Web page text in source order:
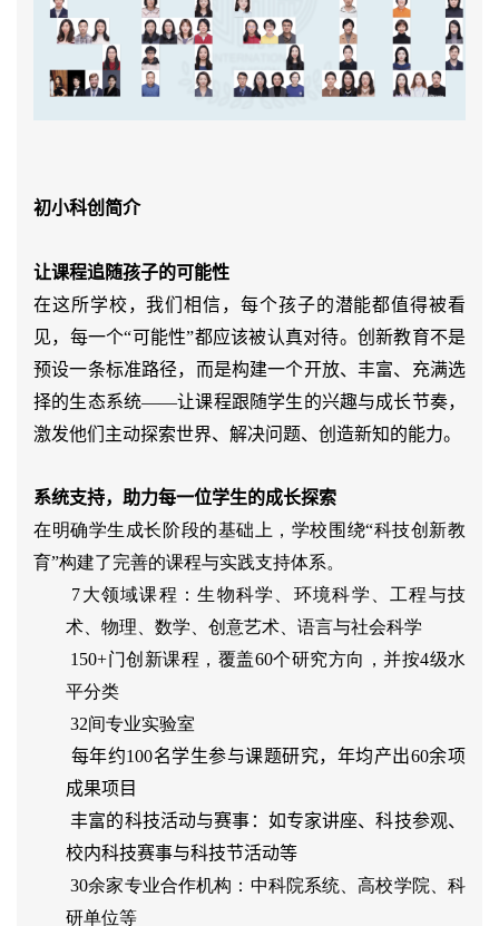
初小科创简介
让课程追随孩子的可能性
在这所学校，我们相信，每个孩子的潜能都值得被看
见，每一个“可能性”都应该被认真对待。创新教育不是
预设一条标准路径，而是构建一个开放、丰富、充满选
择的生态系统——让课程跟随学生的兴趣与成长节奏，
激发他们主动探索世界、解决问题、创造新知的能力。
系统支持，助力每一位学生的成长探索
在明确学生成长阶段的基础上，学校围绕“科技创新教
育”构建了完善的课程与实践支持体系。
7大领域课程：生物科学、环境科学、工程与技
术、物理、数学、创意艺术、语言与社会科学
150+门创新课程，覆盖60个研究方向，并按4级水
平分类
32间专业实验室
每年约100名学生参与课题研究，年均产出60余项
成果项目
丰富的科技活动与赛事：如专家讲座、科技参观、
校内科技赛事与科技节活动等
30余家专业合作机构：中科院系统、高校学院、科
研单位等